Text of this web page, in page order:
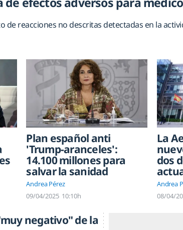
reacciones no descritas detectadas en la
Plan español anti
'Trump-aranceles':
14.100 millones para
salvar la sanidad
Andrea Pérez
09/04/2025 10:10h
La
dos
Andrea
08/04/
negativo" de la